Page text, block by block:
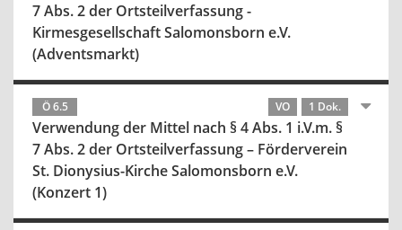
7 Abs. 2 der Ortsteilverfassung -
Kirmesgesellschaft Salomonsborn e.V.
(Adventsmarkt)
Ö 6.5 VO 1 Dok.
Verwendung der Mittel nach § 4 Abs. 1 i.V.m. §
7 Abs. 2 der Ortsteilverfassung – Förderverein
St. Dionysius-Kirche Salomonsborn e.V.
(Konzert 1)